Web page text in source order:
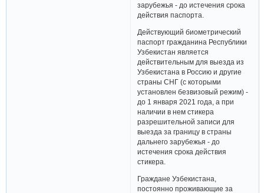
зарубежья - до истечения срока
действия паспорта.
Действующий биометрический
паспорт гражданина Республики
Узбекистан является
действительным для выезда из
Узбекистана в Россию и другие
страны СНГ (с которыми
установлен безвизовый режим) -
до 1 января 2021 года, а при
наличии в нем стикера
разрешительной записи для
выезда за границу в страны
дальнего зарубежья - до
истечения срока действия
стикера.
Граждане Узбекистана,
постоянно проживающие за